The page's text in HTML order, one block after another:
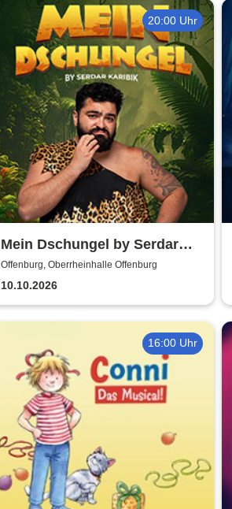
20:00 Uhr
Mein Dschungel by Serdar
Karibik
Offenburg, Oberrheinhalle Offenburg
10.10.2026
16:00 Uhr